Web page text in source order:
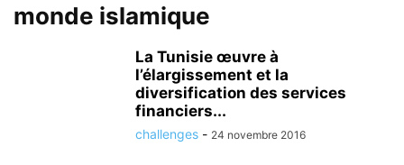
monde islamique
La Tunisie œuvre à
l’élargissement et la
diversification des services
financiers...
challenges - 24 novembre 2016